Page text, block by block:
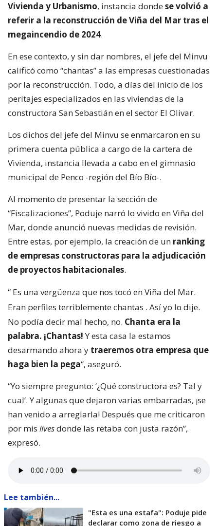
Vivienda y Urbanismo, instancia dondese volvió a
referir a la reconstrucción de Viña del Mar tras el
megaincendio de 2024.
En ese contexto, y sin dar nombres, el jefe del Minvu
calificó como “chantas” a las empresas cuestionadas
por la reconstrucción. Todo, a días del inicio de los
peritajes especializados en las viviendas de la
constructora San Sebastián en el sector El Olivar.
Los dichos del jefe del Minvu se enmarcaron en su
primera cuenta pública a cargo de la cartera de
Vivienda, instancia llevada a cabo en el gimnasio
municipal de Penco -región del Bío Bío-.
Al momento de presentar la sección de
“Fiscalizaciones”, Poduje narró lo vivido en Viña del
Mar, donde anunció nuevas medidas de revisión.
Entre estas, por ejemplo, la creación de un ranking
de empresas constructoras para la adjudicación
de proyectos habitacionales.
“ Es una vergüenza que nos tocó en Viña del Mar.
Eran perfiles terriblemente chantas . Así yo lo dije.
No podía decir mal hecho, no. Chanta era la
palabra. ¡Chantas!Y esta casa la estamos
desarmando ahora y traeremos otra empresa que
haga bien la pega“, aseguró.
“Yo siempre pregunto: ‘¿Qué constructora es? Tal y
cual’. Y algunas que dejaron varias embarradas, ¡se
han venido a arreglarla! Después que me criticaron
por mis livesdonde las retaba con justa razón”,
expresó.
Lee también...
"Esta es una estafa": Poduje pide
declarar como zona de riesgo a